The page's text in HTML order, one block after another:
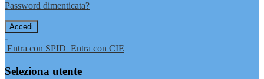
Password dimenticata?
-
Entra con SPID Entra con CIE
Seleziona utente